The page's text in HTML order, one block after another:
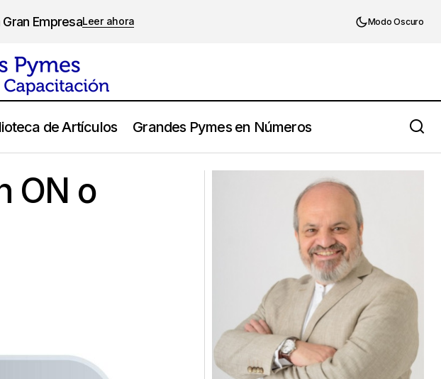
EmpresaLeer ahora Modo Oscuro
de Artículos Grandes Pymes en Números
en ON o en OFF?
ON o